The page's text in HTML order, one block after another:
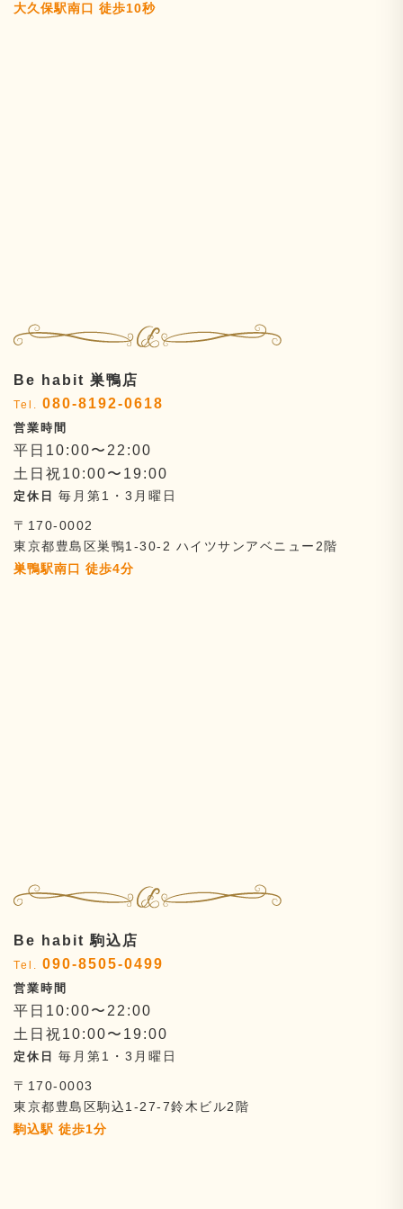
大久保駅南口 徒歩10秒
Be habit 巣鴨店
080-8192-0618
平日10:00〜22:00
土日祝10:00〜19:00
毎月第1・3月曜日
〒170-0002
東京都豊島区巣鴨1-30-2 ハイツサンアベニュー2階
巣鴨駅南口 徒歩4分
Be habit 駒込店
090-8505-0499
平日10:00〜22:00
土日祝10:00〜19:00
毎月第1・3月曜日
〒170-0003
東京都豊島区駒込1-27-7鈴木ビル2階
駒込駅 徒歩1分